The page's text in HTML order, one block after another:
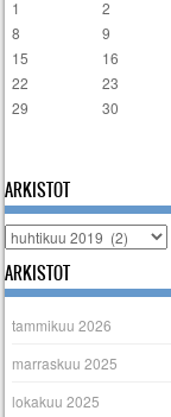
1 2
8
9
15
16
22
23
29
30
ARKISTOT
Arkistot
ARKISTOT
tammikuu 2026
marraskuu 2025
lokakuu 2025